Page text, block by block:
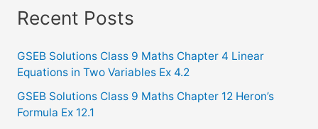
a
c
h
f
o
Recent Posts
GSEB Solutions Class 9 Maths Chapter 4 Linear
Equations in Two Variables Ex 4.2
GSEB Solutions Class 9 Maths Chapter 12 Heron’s
Formula Ex 12.1